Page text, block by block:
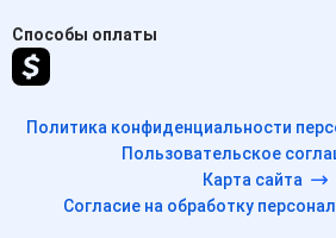
Способы оплаты
Политика конфиденциальности
Пользовательское
Карта сайта
Согласие на обработку